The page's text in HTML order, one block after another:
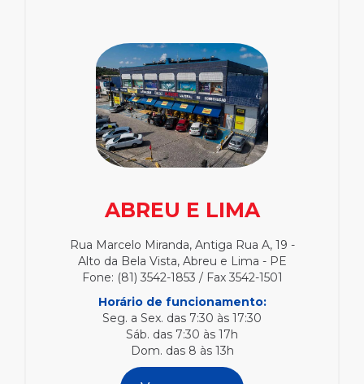
ABREU E LIMA
Rua Marcelo Miranda, Antiga Rua A, 19 -
Alto da Bela Vista, Abreu e Lima - PE
Fone: (81) 3542-1853 / Fax 3542-1501
Horário de funcionamento:
Seg. a Sex. das 7:30 às 17:30
Sáb. das 7:30 às 17h
Dom. das 8 às 13h